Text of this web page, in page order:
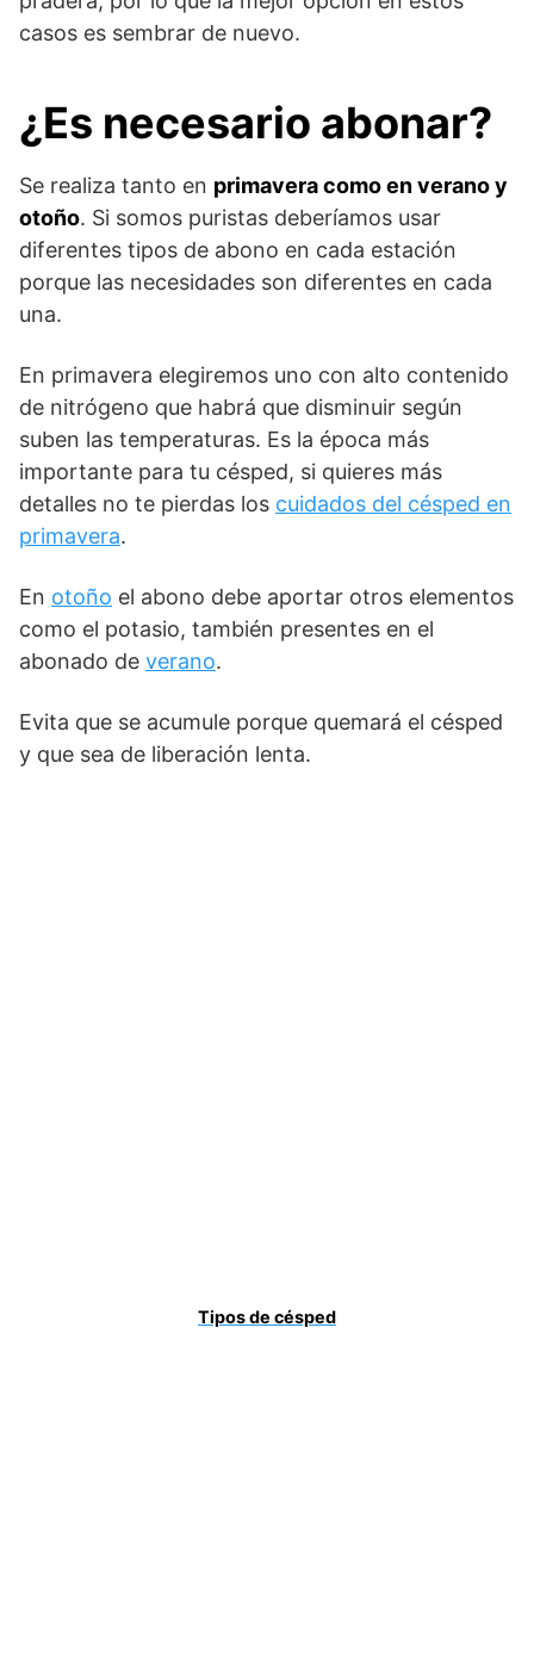
casos es sembrar de nuevo.
¿Es necesario abonar?
Se realiza tanto en primavera como en verano y
otoño. Si somos puristas deberíamos usar
diferentes tipos de abono en cada estación
porque las necesidades son diferentes en cada
una.
En primavera elegiremos uno con alto contenido
de nitrógeno que habrá que disminuir según
suben las temperaturas. Es la época más
importante para tu césped, si quieres más
detalles no te pierdas los cuidados del césped en
primavera.
En otoño el abono debe aportar otros elementos
como el potasio, también presentes en el
abonado de verano.
Evita que se acumule porque quemará el césped
y que sea de liberación lenta.
Tipos de césped